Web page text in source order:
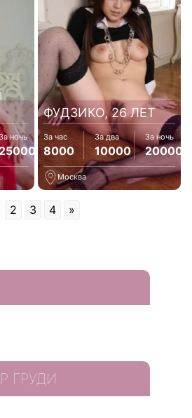
За ночь
25000
ФУДЗИКО, 26 ЛЕТ
За час
8000
За два
10000
За ночь
20000
Москва
2 3 4 »
ГРУДИ